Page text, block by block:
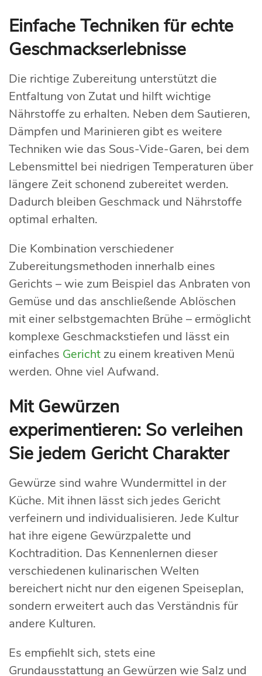
Einfache Techniken für echte
Geschmackserlebnisse
Die richtige Zubereitung unterstützt die
Entfaltung von Zutat und hilft wichtige
Nährstoffe zu erhalten. Neben dem Sautieren,
Dämpfen und Marinieren gibt es weitere
Techniken wie das Sous-Vide-Garen, bei dem
Lebensmittel bei niedrigen Temperaturen über
längere Zeit schonend zubereitet werden.
Dadurch bleiben Geschmack und Nährstoffe
optimal erhalten.
Die Kombination verschiedener
Zubereitungsmethoden innerhalb eines
Gerichts – wie zum Beispiel das Anbraten von
Gemüse und das anschließende Ablöschen
mit einer selbstgemachten Brühe – ermöglicht
komplexe Geschmackstiefen und lässt ein
einfaches Gericht zu einem kreativen Menü
werden. Ohne viel Aufwand.
Mit Gewürzen
experimentieren: So verleihen
Sie jedem Gericht Charakter
Gewürze sind wahre Wundermittel in der
Küche. Mit ihnen lässt sich jedes Gericht
verfeinern und individualisieren. Jede Kultur
hat ihre eigene Gewürzpalette und
Kochtradition. Das Kennenlernen dieser
verschiedenen kulinarischen Welten
bereichert nicht nur den eigenen Speiseplan,
sondern erweitert auch das Verständnis für
andere Kulturen.
Es empfiehlt sich, stets eine
Grundausstattung an Gewürzen wie Salz und